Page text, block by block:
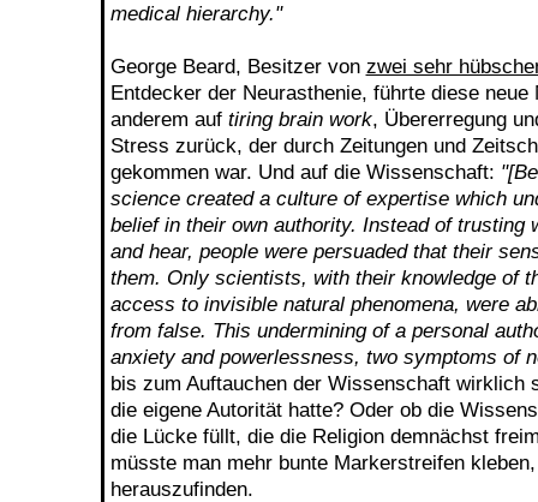
medical hierarchy."
George Beard, Besitzer von zwei sehr
Entdecker der Neurasthenie, führte diese neue
anderem auf tiring brain work, Übererregung
Stress zurück, der durch Zeitungen und
gekommen war. Und auf die Wissenschaft:
science created a culture of expertise which
belief in their own authority. Instead of trusting
and hear, people were persuaded that their
them. Only scientists, with their knowledge of
access to invisible natural phenomena, were
from false. This undermining of a personal
anxiety and powerlessness, two symptoms of
bis zum Auftauchen der Wissenschaft wirklich
die eigene Autorität hatte? Oder ob die
die Lücke füllt, die die Religion demnächst
müsste man mehr bunte Markerstreifen
herauszufinden.